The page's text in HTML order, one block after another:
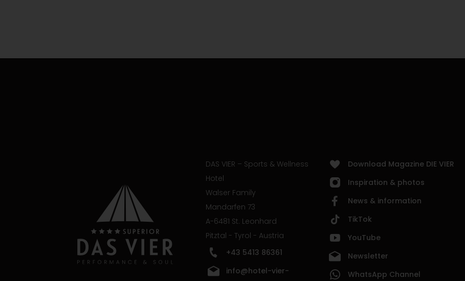
DAS VIER – Sports & Wellness
Hotel
Walser Family
Mandarfen 73
A-6481 St. Leonhard
Pitztal - Tyrol - Austria
+43 5413 86361
info@hotel-vier-
Download Magazine DIE VIER
Inspiration & photos
News & information
TikTok
YouTube
Newsletter
WhatsApp Channel